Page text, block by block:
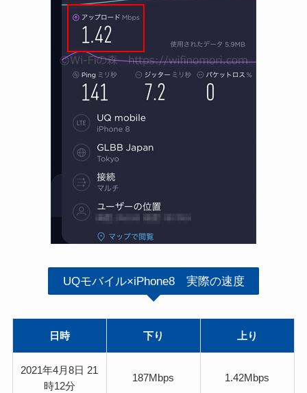
UQモバイル×iPhone8 実際の速度
日時 下り 上り
2021年4月8日 21
時12分
187Mbps 1.42Mbps